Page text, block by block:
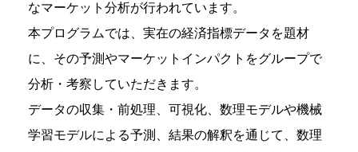
なマーケット分析が行われています。
本プログラムでは、実在の経済指標データを題材
に、その予測やマーケットインパクトをグループで
分析・考察していただきます。
データの収集・前処理、可視化、数理モデルや機械
学習モデルによる予測、結果の解釈を通じて、数理